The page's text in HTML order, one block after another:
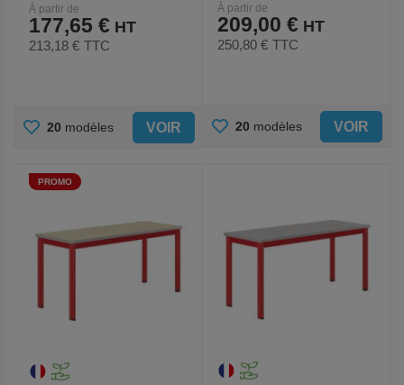
À partir de
177,65 €
213,18 € TTC
AJOUTER
FAVORIS
20 modèles VOIR
À partir de
209,00 €
250,80 € TTC
AJOUTER
20 modèles VOIR
PROMO